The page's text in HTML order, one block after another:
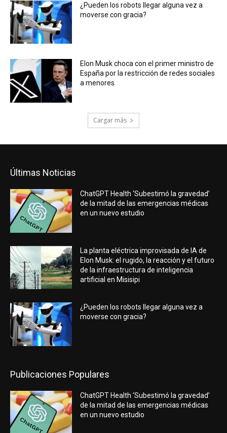
¿Pueden los robots llegar alguna vez a
moverse con gracia?
Elon Musk choca con el primer ministro de
España por la restricción de redes sociales
a menores
Cargar más
Últimas Noticias
ChatGPT Health ‘Subestimó la gravedad’
de la mitad de las emergencias médicas
en un nuevo estudio
La planta eléctrica improvisada de IA de
Elon Musk: el rugido, la reacción y el futuro
de la infraestructura de inteligencia
artificial en Misisipi
¿Pueden los robots llegar alguna vez a
moverse con gracia?
Publicaciones Populares
ChatGPT Health ‘Subestimó la gravedad’
de la mitad de las emergencias médicas
en un nuevo estudio